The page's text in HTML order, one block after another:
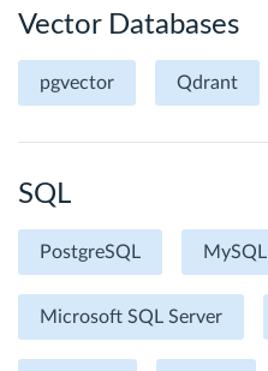
Vector Databases
pgvector Qdrant
SQL
PostgreSQL MySQL
Microsoft SQL Server